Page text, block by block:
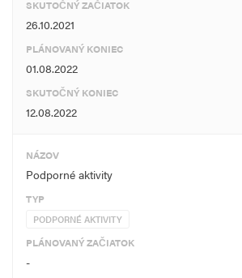
SKUTOČNÝ ZAČIATOK
26.10.2021
PLÁNOVANÝ KONIEC
01.08.2022
SKUTOČNÝ KONIEC
12.08.2022
NÁZOV
Podporné aktivity
TYP
PODPORNÉ AKTIVITY
PLÁNOVANÝ ZAČIATOK
-